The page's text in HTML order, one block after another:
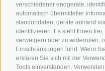
verschiedener endgeräte,
automatisch übermittelter
standortdaten, geräte anhand
identifizieren. Es steht Ihnen
verweigern oder zu widerrufen,
Einschränkungen führt. Wenn
erklären Sie sich mit der
Tools einverstanden.
info@bikehotels.it
MELDE DICH ZU